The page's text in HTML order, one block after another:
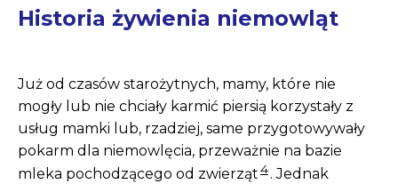
Historia żywienia niemowląt
Już od czasów starożytnych, mamy, które nie
mogły lub nie chciały karmić piersią korzystały z
usług mamki lub, rzadziej, same przygotowywały
pokarm dla niemowlęcia, przeważnie na bazie
mleka pochodzącego od zwierząt4. Jednak